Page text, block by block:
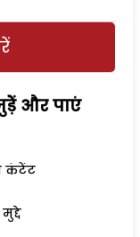
और पाएं
कंटेंट